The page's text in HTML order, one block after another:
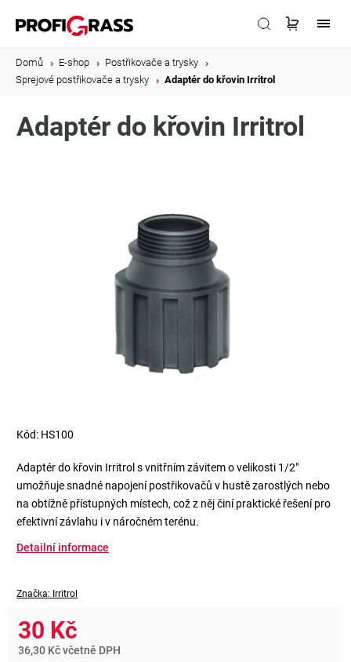
Domů E-shop Postřikovače a trysky
Sprejové postřikovače a trysky
Adaptér do křovin Irritrol
Adaptér do křovin Irritrol
Kód: HS100
Adaptér do křovin Irritrol s vnitřním závitem o velikosti 1/2"
umožňuje snadné napojení postřikovačů v hustě zarostlých nebo
na obtížně přístupných místech, což z něj činí praktické řešení pro
efektivní závlahu i v náročném terénu.
Detailní informace
Značka: Irritrol
30 Kč
36,30 Kč včetně DPH